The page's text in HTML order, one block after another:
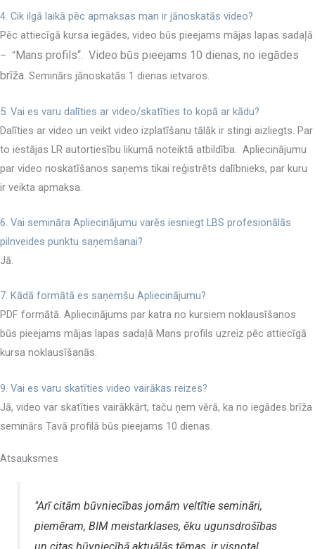
4. Cik ilgā laikā pēc apmaksas man ir jānoskatās video?
Pēc attiecīgā kursa iegādes, video būs pieejams mājas lapas sadaļā
– “Mans profils“. Video būs pieejams 10 dienas, no iegādes
brīža. Seminārs jānoskatās 1 dienas ietvaros.
5. Vai es varu dalīties ar video/skatīties to kopā ar kādu?
Dalīties ar video un veikt video izplatīšanu tālāk ir stingi aizliegts. Par
to iestājas LR autortiesību likumā noteiktā atbildība. Apliecinājumu
par video noskatīšanos saņems tikai reģistrēts dalībnieks, par kuru
ir veikta apmaksa.
6. Vai semināra Apliecinājumu varēs iesniegt LBS profesionālās
pilnveides punktu saņemšanai?
Jā.
7. Kādā formātā es saņemšu Apliecinājumu?
PDF formātā. Apliecinājums par katra no kursiem noklausīšanos
būs pieejams mājas lapas sadaļā Mans profils uzreiz pēc attiecīgā
kursa noklausīšanās.
9. Vai es varu skatīties video vairākas reizes?
Jā, video var skatīties vairākkārt, taču ņem vērā, ka no iegādes brīža
seminārs Tavā profilā būs pieejams 10 dienas.
Atsauksmes
"Arī citām būvniecības jomām veltītie semināri,
piemēram, BIM meistarklases, ēku ugunsdrošības